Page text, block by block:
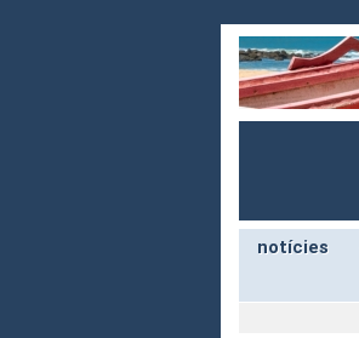
notícies